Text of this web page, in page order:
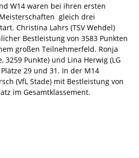
W14 waren bei ihren ersten
gleich drei
Christina Lahrs (TSV Wehdel)
Bestleistung von 3583 Punkten
großen Teilnehmerfeld. Ronja
3259 Punkte) und Lina Herwig (LG
29 und 31. In der M14
(VfL Stade) mit Bestleistung von
im Gesamtklassement.